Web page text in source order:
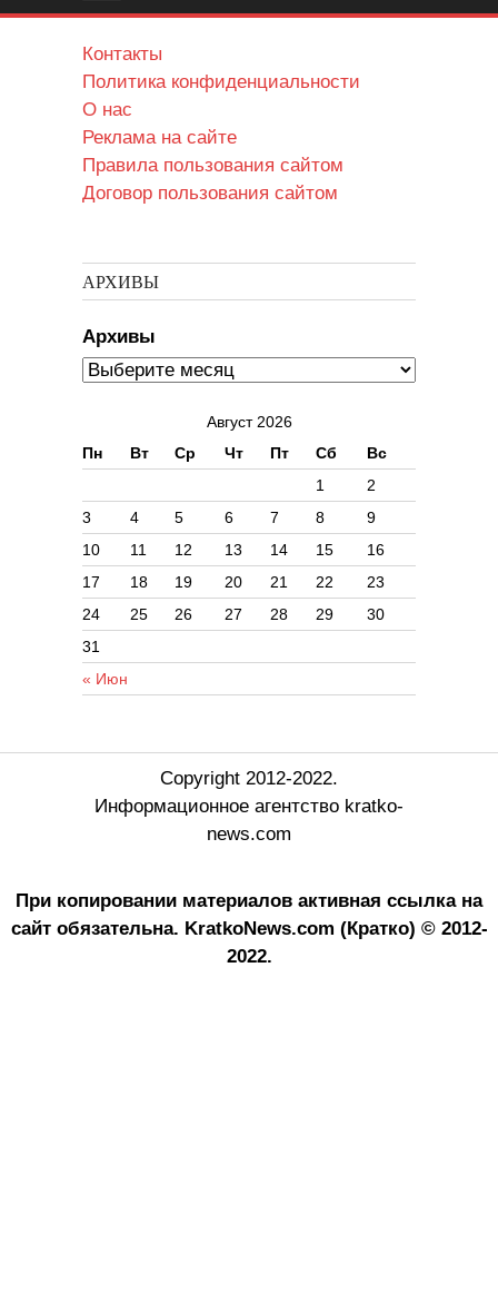
Контакты
Политика конфиденциальности
О нас
Реклама на сайте
Правила пользования сайтом
Договор пользования сайтом
АРХИВЫ
Архивы
Август 2026
Пн
Вт Ср Чт Пт Сб Вс
« Июн
1
2
3
4 5 6 7 8
9
10
11 12 13 14 15
16
17
18 19 20 21 22
23
24
25 26 27 28 29
30
31
Copyright 2012-2022.
Информационное агентство kratko-
news.com
При копировании материалов активная ссылка на
сайт обязательна. KratkoNews.com (Кратко) © 2012-
2022.